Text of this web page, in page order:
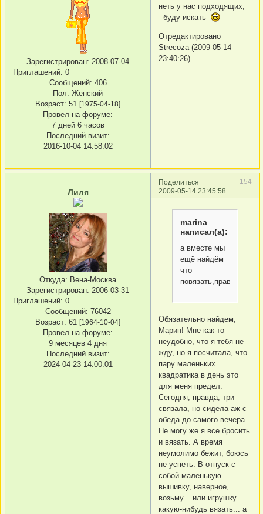
Зарегистрирован: 2008-07-04
Приглашений: 0
Сообщений: 406
Пол: Женский
Возраст: 51 [1975-04-18]
Провел на форуме:
7 дней 6 часов
Последний визит:
2016-10-04 14:58:02
неть у нас подходящих,
буду искать
Отредактировано
Strecoza (2009-05-14
23:40:26)
Поделиться
154
2009-05-14 23:45:58
Лиля
Откуда: Вена-Москва
Зарегистрирован: 2006-03-31
Приглашений: 0
Сообщений: 76042
Возраст: 61 [1964-10-04]
Провел на форуме:
9 месяцев 4 дня
Последний визит:
2024-04-23 14:00:01
marina
написал(а):
а вместе мы
ещё найдём
что
повязать,правда?
Обязательно найдем,
Марин! Мне как-то
неудобно, что я тебя не
жду, но я посчитала, что
пару маленьких
квадратика в день это
для меня предел.
Сегодня, правда, три
связала, но сидела аж с
обеда до самого вечера.
Не могу же я все бросить
и вязать. А время
неумолимо бежит, боюсь
не успеть. В отпуск с
собой маленькую
вышивку, наверное,
возьму... или игрушку
какую-нибудь вязать... а